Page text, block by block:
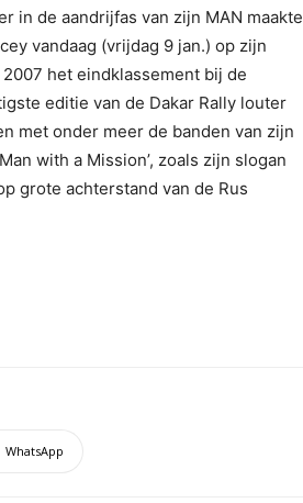
in de aandrijfas van zijn MAN maakte
vandaag (vrijdag 9 jan.) op zijn
het eindklassement bij de
editie van de Dakar Rally louter
met onder meer de banden van zijn
with a Mission’, zoals zijn slogan
grote achterstand van de Rus
WhatsApp